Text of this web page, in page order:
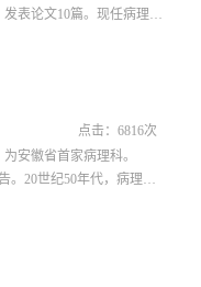
表论文10篇。现任病理科
点击： 6816次
安徽省首家病理科。
。20世纪50年代，病理科